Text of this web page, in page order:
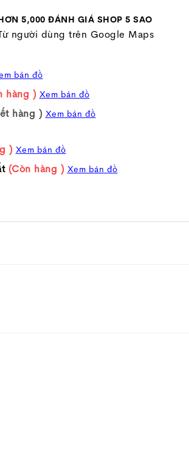
5,000 ĐÁNH GIÁ SHOP 5 SAO
người dùng trên Google Maps
bản đồ
hàng ) Xem bản đồ
hàng ) Xem bản đồ
) Xem bản đồ
(Còn hàng ) Xem bản đồ